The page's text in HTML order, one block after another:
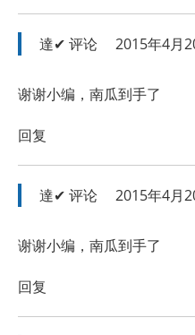
達✔ 评论 2015年4月
谢谢小编，南瓜到手了
回复
達✔ 评论 2015年4月
谢谢小编，南瓜到手了
回复